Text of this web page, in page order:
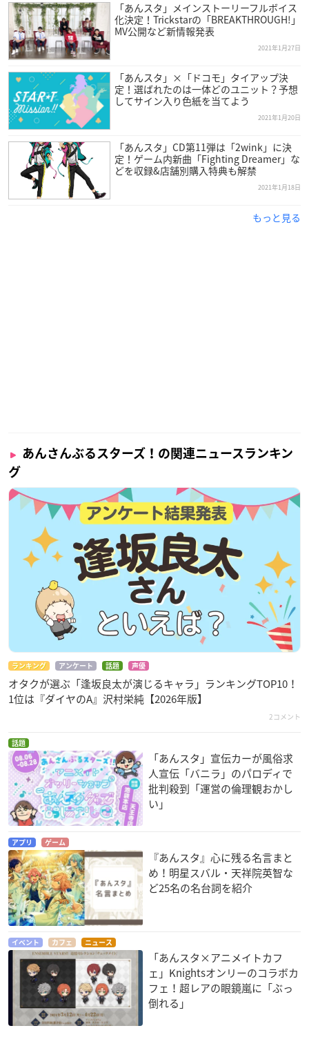
≪収録曲≫
01. Living on the edge
作詞：こだまさおり
作曲：YAS&小高光太郎
編曲：YAS
02. Distorted Heart
作詞：松井洋平
作曲/編曲：佐藤厚仁（Dream Monster）
03. BRAND NEW STARS!! (ALKALOID ver.)
作詞：こだまさおり
作曲：桑原聖（Arte Refact）
「あんスタ」メインストーリーフルボイス
化決定！Trickstarの「BREAKTHROUGH!」
MV公開など新情報発表
2021年1月27日
「あんスタ」×「ドコモ」タイアップ決
定！選ばれたのは一体どのユニット？予想
してサイン入り色紙を当てよう
2021年1月20日
「あんスタ」CD第11弾は「2wink」に決
定！ゲーム内新曲「Fighting Dreamer」な
どを収録&店舗別購入特典も解禁
2021年1月18日
もっと見る
あんさんぶるスターズ！の関連ニュースランキン
グ
ランキング アンケート 話題 声優
オタクが選ぶ「逢坂良太が演じるキャラ」ランキングTOP10！
1位は『ダイヤのA』沢村栄純【2026年版】
2コメント
話題
「あんスタ」宣伝カーが風俗求
人宣伝「バニラ」のパロディで
批判殺到「運営の倫理観おかし
い」
アプリ ゲーム
『あんスタ』心に残る名言まと
め！明星スバル・天祥院英智な
ど25名の名台詞を紹介
イベント カフェ ニュース
「あんスタ×アニメイトカフ
ェ」Knightsオンリーのコラボカ
フェ！超レアの眼鏡嵐に「ぶっ
倒れる」